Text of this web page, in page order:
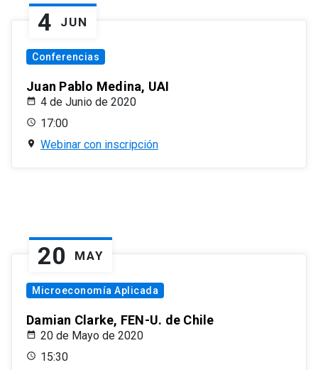
4 JUN
Conferencias
Juan Pablo Medina, UAI
4 de Junio de 2020
17:00
Webinar con inscripción
20 MAY
Microeconomía Aplicada
Damian Clarke, FEN-U. de Chile
20 de Mayo de 2020
15:30